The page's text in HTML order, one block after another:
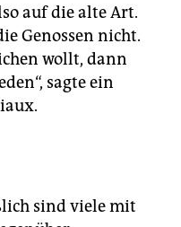
auf die alte Art.
Genossen nicht.
wollt, dann
sagte ein
sind viele mit